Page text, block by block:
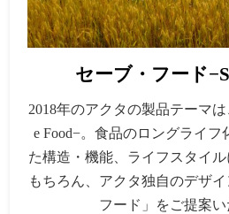
セーブ・フード
2018年のアクタの製品テーマ
e Food−。食品のロングライフ
た構造・機能、ライフスタイ
もちろん、アクタ独自のデザ
フード」をご提案い